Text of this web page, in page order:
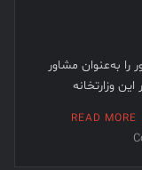
به‌عنوان مشاور
وزارتخانه
READ MORE